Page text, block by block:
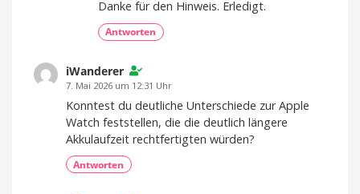
Danke für den Hinweis. Erledigt.
Antworten
iWanderer
7. Mai 2026 um 12:31 Uhr
Konntest du deutliche Unterschiede zur Apple
Watch feststellen, die die deutlich längere
Akkulaufzeit rechtfertigten würden?
Antworten